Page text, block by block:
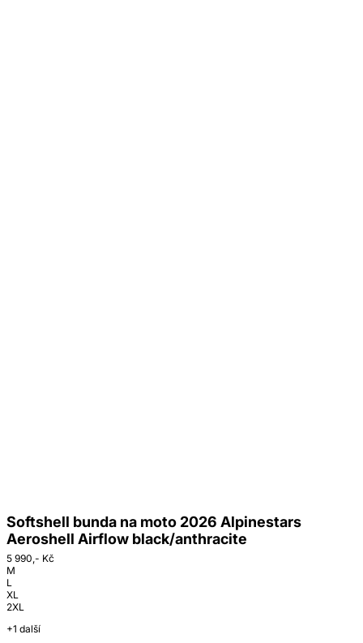
Softshell bunda na moto 2026 Alpinestars
Aeroshell Airflow black/anthracite
5 990,- Kč
M
L
XL
2XL
+1 další